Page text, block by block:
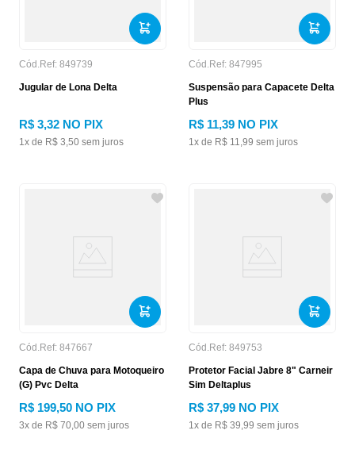
Cód.Ref: 849739
Jugular de Lona Delta
R$ 3,32 NO PIX
1x de R$ 3,50 sem juros
Cód.Ref: 847995
Suspensão para Capacete Delta
Plus
R$ 11,39 NO PIX
1x de R$ 11,99 sem juros
Cód.Ref: 847667
Capa de Chuva para Motoqueiro
(G) Pvc Delta
R$ 199,50 NO PIX
3x de R$ 70,00 sem juros
Cód.Ref: 849753
Protetor Facial Jabre 8" Carneir
Sim Deltaplus
R$ 37,99 NO PIX
1x de R$ 39,99 sem juros